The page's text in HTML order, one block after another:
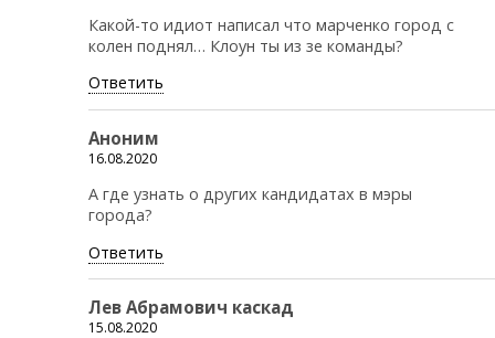
Какой-то идиот написал что марченко город с
колен поднял… Клоун ты из зе команды?
Ответить
Аноним
16.08.2020
А где узнать о других кандидатах в мэры
города?
Ответить
Лев Абрамович каскад
15.08.2020